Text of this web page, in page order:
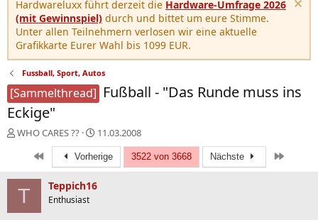
Hardwareluxx führt derzeit die Hardware-Umfrage 2026
(mit Gewinnspiel) durch und bittet um eure Stimme.
Unter allen Teilnehmern verlosen wir eine aktuelle
Grafikkarte Eurer Wahl bis 1099 EUR.
Fussball, Sport, Autos
[Sammelthread] Fußball - "Das Runde muss ins
Eckige"
E
e
WHO CARES ??
E
r
s
t
e
11.03.2008
Erste Vorherige 3522 von 3668 Nächste
T Teppich16
Enthusiast